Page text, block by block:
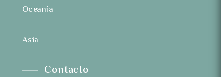
Oceanía
Asia
Contacto